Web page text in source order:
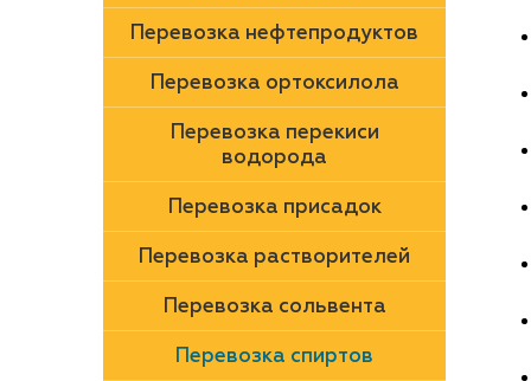
Перевозка нефтепродуктов
Перевозка ортоксилола
Перевозка перекиси
водорода
Перевозка присадок
Перевозка растворителей
Перевозка сольвента
Перевозка спиртов